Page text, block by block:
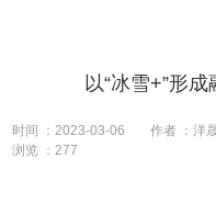
以“冰雪+”形
时间 ：2023-03-06 作者 ：洋
浏览 ：277